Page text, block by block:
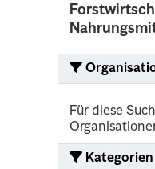
Für diese
Kategorien